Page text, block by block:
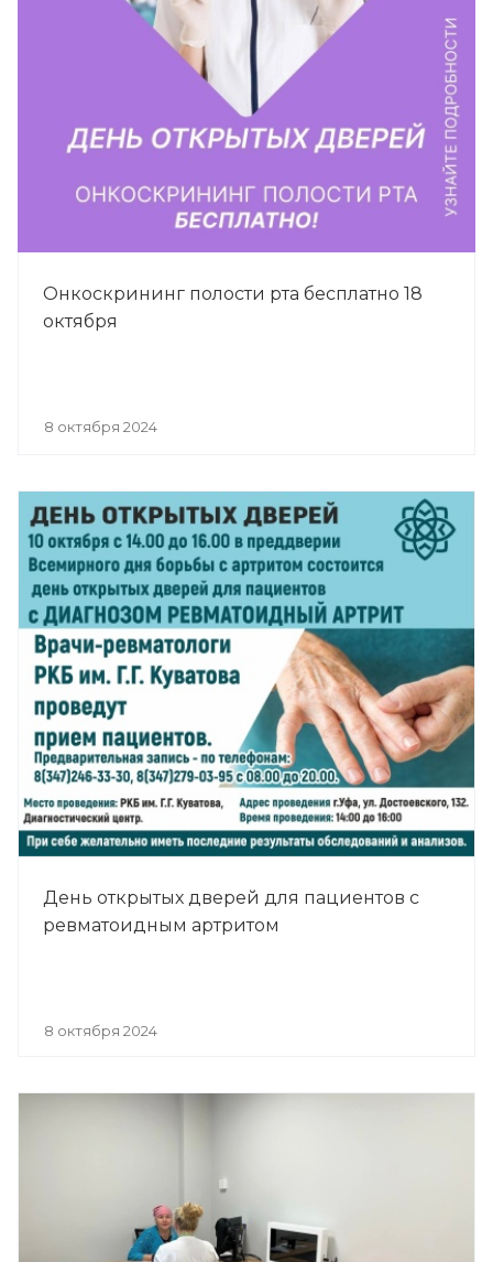
Онкоскрининг полости рта бесплатно 18
октября
8 октября 2024
День открытых дверей для пациентов с
ревматоидным артритом
8 октября 2024